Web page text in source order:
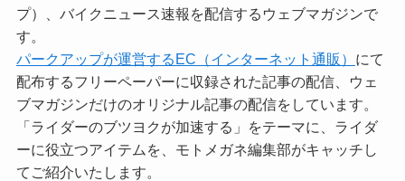
プ）、バイクニュース速報を配信するウェブマガジンで
す。
パークアップが運営するEC（インターネット通販） にて
配布するフリーペーパーに収録された記事の配信、ウェ
ブマガジンだけのオリジナル記事の配信をしています。
「ライダーのブツヨクが加速する」をテーマに、ライダ
ーに役立つアイテムを、モトメガネ編集部がキャッチし
てご紹介いたします。